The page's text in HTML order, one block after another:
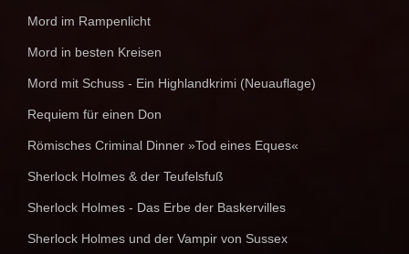
Mord im Rampenlicht
Mord in besten Kreisen
Mord mit Schuss - Ein Highlandkrimi (Neuauflage)
Requiem für einen Don
Römisches Criminal Dinner »Tod eines Eques«
Sherlock Holmes & der Teufelsfuß
Sherlock Holmes - Das Erbe der Baskervilles
Sherlock Holmes und der Vampir von Sussex